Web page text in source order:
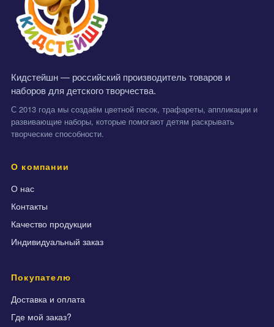
Кидстейшн — российский производитель товаров и
наборов для детского творчества.
С 2013 года мы создаём цветной песок, трафареты, аппликации и
развивающие наборы, которые помогают детям раскрывать
творческие способности.
О компании
О нас
Контакты
Качество продукции
Индивидуальный заказ
Покупателю
Доставка и оплата
Где мой заказ?